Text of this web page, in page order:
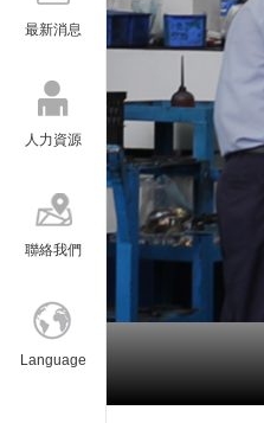
最新消息
人力資源
聯絡我們
Language